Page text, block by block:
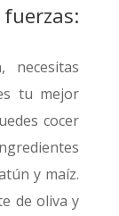
necesitas
tu mejor
cocer
y maíz.
de oliva y